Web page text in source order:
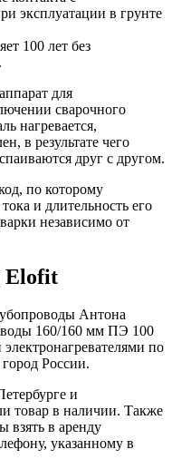
эксплуатации в грунте
100 лет без
для
сварочного
нагревается,
в результате чего
друг с другом.
по которому
и длительность его
независимо от
Elofit
Антона
160/160 мм ПЭ 100
по
России.
и
товар в наличии. Также
взять в аренду
указанному в